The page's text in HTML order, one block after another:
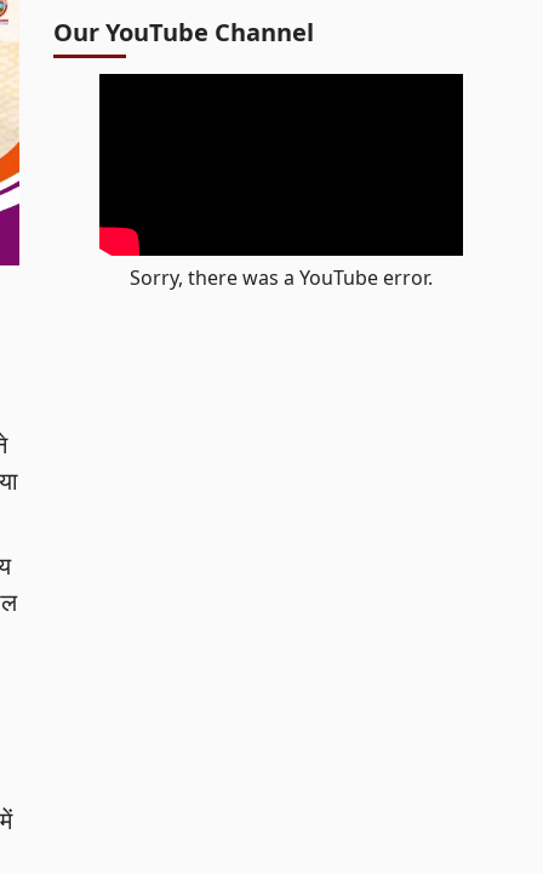
Our YouTube Channel
Sorry, there was a YouTube error.